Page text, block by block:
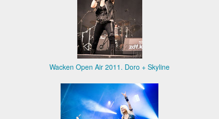
Wacken Open Air 2011. Doro + Skyline